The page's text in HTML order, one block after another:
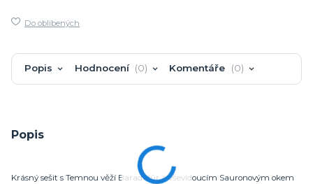
Do oblíbených
Popis Hodnocení 0 Komentáře 0
Popis
Krásný sešit s Temnou věží Barad-dûr a vševidoucím Sauronovým okem